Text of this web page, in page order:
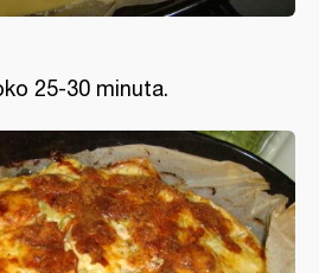
25-30 minuta.